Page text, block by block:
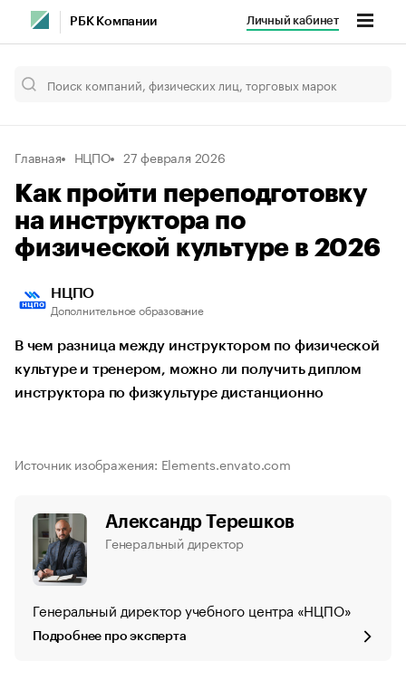
РБК Компании Личный кабинет
Главная НЦПО 27 февраля 2026
Как пройти переподготовку
на инструктора по
физической культуре в 2026
НЦПО
Дополнительное образование
В чем разница между инструктором по физической
культуре и тренером, можно ли получить диплом
инструктора по физкультуре дистанционно
Источник изображения: Elements.envato.com
Александр Терешков
Генеральный директор
Генеральный директор учебного центра «НЦПО»
Подробнее про эксперта